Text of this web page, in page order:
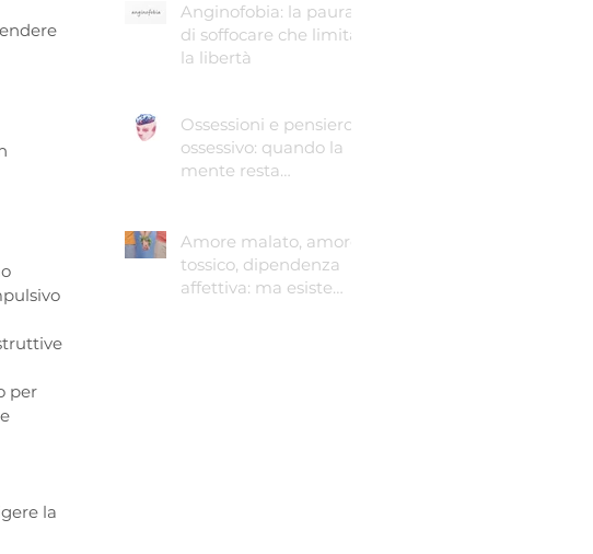
per
la
Anginofobia: la paura
di soffocare che limita
la libertà
Ossessioni e pensiero
ossessivo: quando la
mente resta
Amore malato, amore
tossico, dipendenza
affettiva: ma esiste